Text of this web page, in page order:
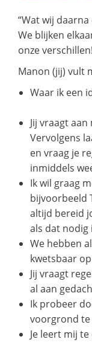
“Wat wij
We blijken
onze verschillen!
Manon (jij) vult
Waar ik een
Jij vraagt
Vervolgens
en vraag je
inmiddels
Ik wil graag
bijvoorbeeld
altijd bereid
als dat nodig
We hebben
kwetsbaar
Jij vraagt
al aan
Ik probeer
voorgrond te
Je leert mij